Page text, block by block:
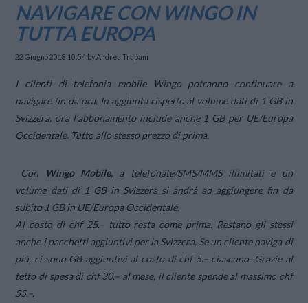
NAVIGARE CON WINGO IN
TUTTA EUROPA
22 Giugno 2018 10:54 by Andrea Trapani
I clienti di telefonia mobile Wingo potranno continuare a
navigare fin da ora. In aggiunta rispetto al volume dati di 1 GB in
Svizzera, ora l’abbonamento include anche 1 GB per UE/Europa
Occidentale. Tutto allo stesso prezzo di prima.
Con Wingo Mobile, a telefonate/SMS/MMS illimitati e un
volume dati di 1 GB in Svizzera si andrà ad aggiungere fin da
subito 1 GB in UE/Europa Occidentale.
Al costo di chf 25.– tutto resta come prima. Restano gli stessi
anche i pacchetti aggiuntivi per la Svizzera. Se un cliente naviga di
più, ci sono GB aggiuntivi al costo di chf 5.– ciascuno. Grazie al
tetto di spesa di chf 30.– al mese, il cliente spende al massimo chf
55.–.